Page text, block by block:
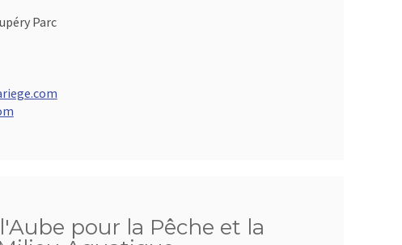
Parc
pour la Pêche et la